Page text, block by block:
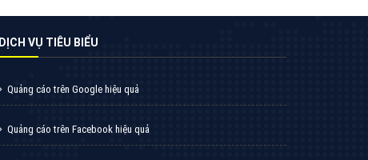
DỊCH VỤ TIÊU BIỂU
Quảng cáo trên Google hiệu quả
Quảng cáo trên Facebook hiệu quả